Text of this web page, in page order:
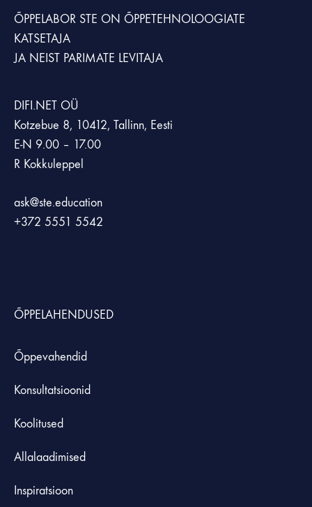
ÕPPELABOR STE ON ÕPPETEHNOLOOGIATE
KATSETAJA
JA NEIST PARIMATE LEVITAJA
DIFI.NET OÜ
Kotzebue 8, 10412, Tallinn, Eesti
E-N 9.00 – 17.00
R Kokkuleppel
ask@ste.education
+372 5551 5542
ÕPPELAHENDUSED
Õppevahendid
Konsultatsioonid
Koolitused
Allalaadimised
Inspiratsioon